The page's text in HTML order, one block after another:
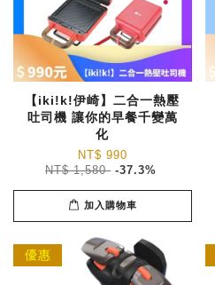
【iki!k!伊崎】二合一熱壓
吐司機 讓你的早餐千變萬
化
NT$ 990
NT$ 1,580 -37.3%
加入購物車
優惠